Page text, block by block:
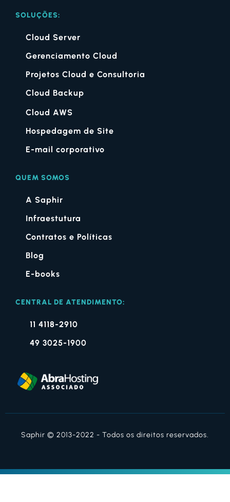
SOLUÇÕES:
Cloud Server
Gerenciamento Cloud
Projetos Cloud e Consultoria
Cloud Backup
Cloud AWS
Hospedagem de Site
E-mail corporativo
QUEM SOMOS
A Saphir
Infraestutura
Contratos e Políticas
Blog
E-books
CENTRAL DE ATENDIMENTO:
11 4118-2910
49 3025-1900
Saphir © 2013-2022 - Todos os direitos reservados.